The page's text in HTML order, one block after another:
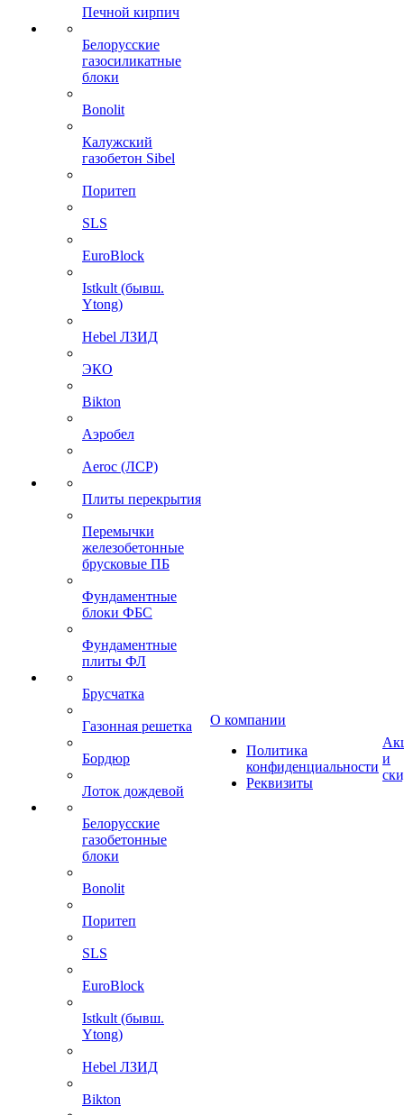
Печной кирпич
Белорусские
газосиликатные
блоки
Bonolit
Калужский
газобетон Sibel
Поритеп
SLS
EuroBlock
Istkult (бывш.
Ytong)
Hebel ЛЗИД
ЭКО
Bikton
Аэробел
Aeroc (ЛСР)
Плиты перекрытия
Перемычки
железобетонные
брусковые ПБ
Фундаментные
блоки ФБС
Фундаментные
плиты ФЛ
Брусчатка
Газонная решетка
Бордюр
Лоток дождевой
Белорусские
газобетонные
блоки
Bonolit
Поритеп
SLS
EuroBlock
Istkult (бывш.
Ytong)
Hebel ЛЗИД
Bikton
О компании
Политика
конфиденциальности
Реквизиты
и